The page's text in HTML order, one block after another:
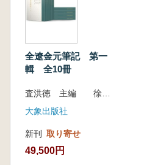
第四册,共收录四种宋元
种为魏了翁撰、方回续的
回考证前代制度、礼仪的
精当;第二种为方回所撰
较强;第三种为陈世崇所
量朝贺相关礼仪规制,文
如梓所撰《庶斋老学丛谈
正、诗文评点,同时兼及
史料性。
全遼金元筆記 第一
輯 全10冊
査洪徳 主編 徐姗 等 編校
大象出版社
新刊 取り寄せ
49,500円